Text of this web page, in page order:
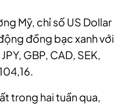
Mỹ, chỉ số US Dollar
đồng bạc xanh với
GBP, CAD, SEK,
trong hai tuần qua,